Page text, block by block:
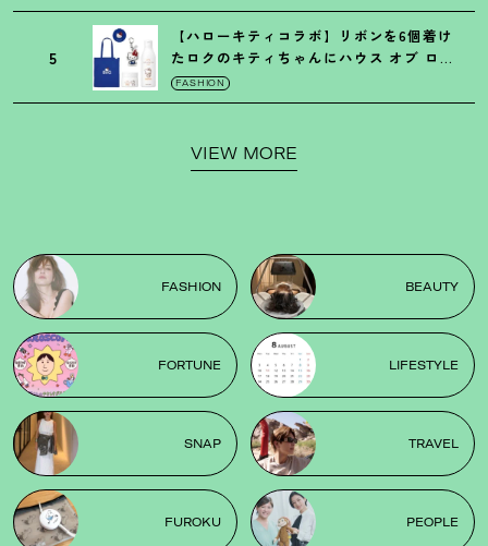
5
【ハローキティコラボ】リボンを6個着け
たロクのキティちゃんにハウス オブ ロー
ゼの限定パケも
FASHION
VIEW MORE
FASHION BEAUTY
FORTUNE LIFESTYLE
SNAP TRAVEL
FUROKU PEOPLE